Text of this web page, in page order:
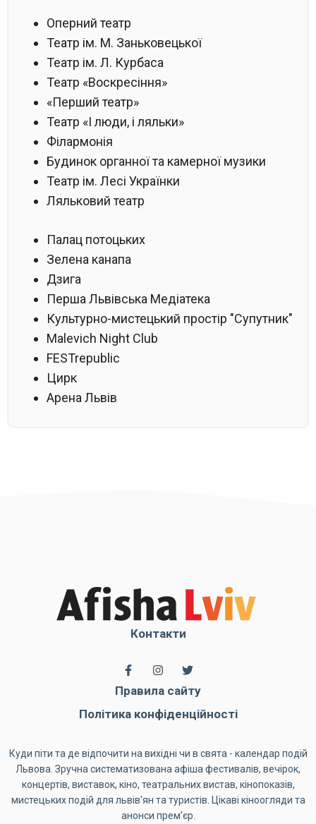
Оперний театр
Театр ім. М. Заньковецької
Театр ім. Л. Курбаса
Театр «Воскресіння»
«Перший театр»
Театр «І люди, і ляльки»
Філармонія
Будинок органної та камерної музики
Театр ім. Лесі Українки
Ляльковий театр
Палац потоцьких
Зелена канапа
Дзига
Перша Львівська Медіатека
Культурно-мистецький простір "Супутник"
Malevich Night Club
FESTrepublic
Цирк
Арена Львів
Контакти
Правила сайту
Політика конфіденційності
Куди піти та де відпочити на вихідні чи в свята - календар подій
Львова. Зручна систематизована афіша фестивалів, вечірок,
концертів, виставок, кіно, театральних вистав, кінопоказів,
мистецьких подій для львів'ян та туристів. Цікаві кіноогляди та
анонси прем'єр.